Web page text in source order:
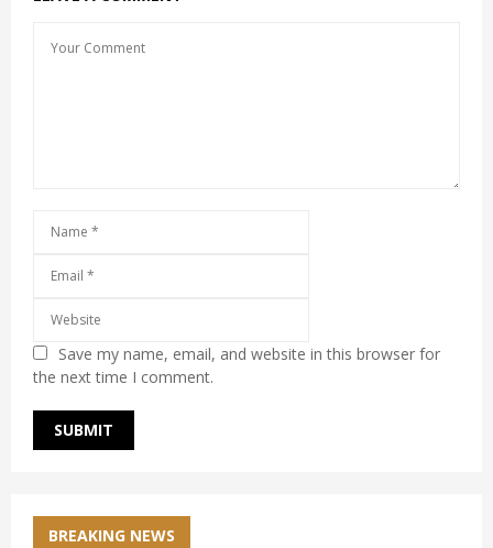
Save my name, email, and website in this browser for
the next time I comment.
BREAKING NEWS